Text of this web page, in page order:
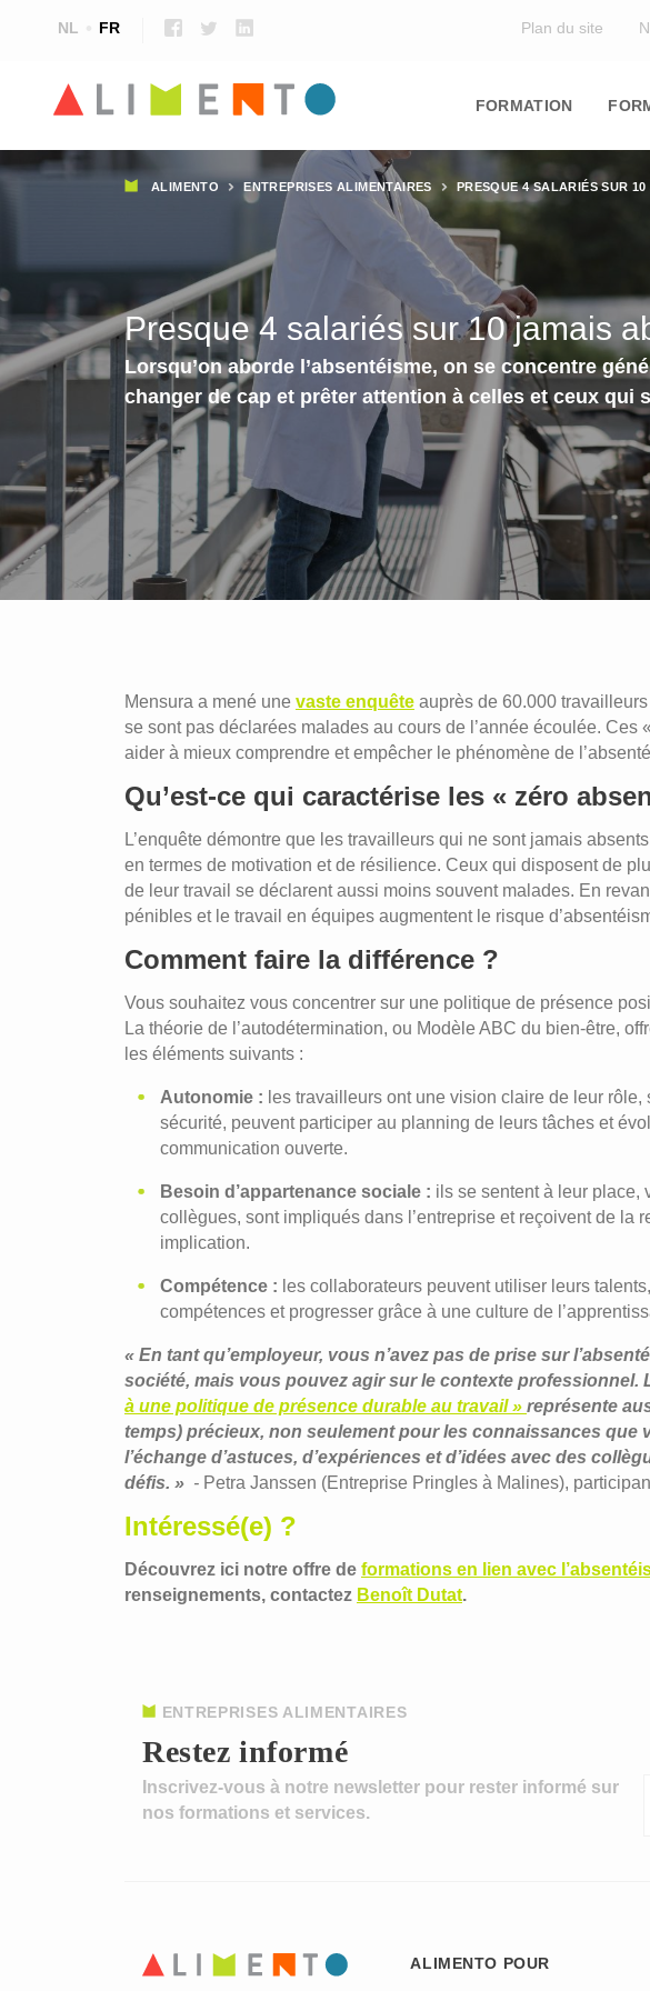
NL FR Plan du site
navigation
FORMATION
Fil
ALIMENTO ENTREPRISES ALIMENTAIRES PRESQUE 4 SALARIÉS SUR
Presque 4 salariés sur 10 jamais
Lorsqu’on aborde l’absentéisme, on se concentre
changer de cap et prêter attention à celles et ceux qui
Mensura a mené une vaste enquête auprès de 60.000
se sont pas déclarées malades au cours de l’année écoulée. Ces
aider à mieux comprendre et empêcher le phénomène de
Qu’est-ce qui caractérise les « zéro
L’enquête démontre que les travailleurs qui ne sont jamais
en termes de motivation et de résilience. Ceux qui disposent de
de leur travail se déclarent aussi moins souvent malades. En
pénibles et le travail en équipes augmentent le risque
Comment faire la différence ?
Vous souhaitez vous concentrer sur une politique de présence
La théorie de l’autodétermination, ou Modèle ABC du bien-être,
les éléments suivants :
Autonomie : les travailleurs ont une vision claire de leur
sécurité, peuvent participer au planning de leurs tâches et
communication ouverte.
Besoin d’appartenance sociale : ils se sentent à leur place,
collègues, sont impliqués dans l’entreprise et reçoivent de la
implication.
Compétence : les collaborateurs peuvent utiliser leurs
compétences et progresser grâce à une culture de
« En tant qu’employeur, vous n’avez pas de prise sur
société, mais vous pouvez agir sur le contexte professionnel.
à une politique de présence durable au travail » représente
temps) précieux, non seulement pour les connaissances que
l’échange d’astuces, d’expériences et d’idées avec des
défis. » - Petra Janssen (Entreprise Pringles à Malines),
Intéressé(e) ?
Découvrez ici notre offre de formations en lien avec
renseignements, contactez Benoît Dutat.
Restez informé
ENTREPRISES ALIMENTAIRES
Inscrivez-vous à notre newsletter pour rester informé sur
nos formations et services.
ALIMENTO POUR